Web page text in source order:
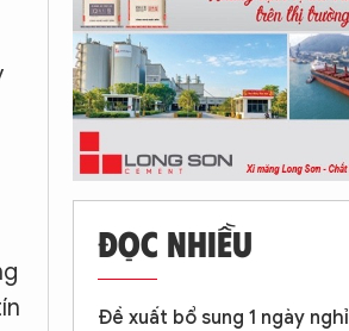
ĐỌC NHIỀU
Đề xuất bổ sung 1 ngày nghỉ